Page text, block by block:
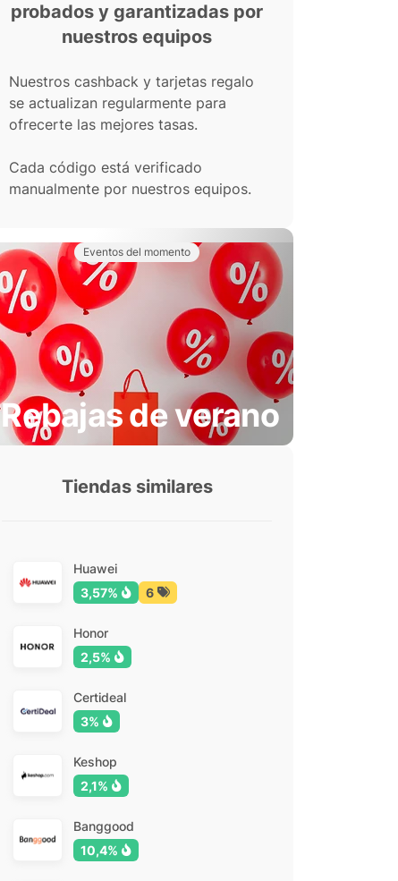
probados y garantizadas por
nuestros equipos
Nuestros cashback y tarjetas regalo
se actualizan regularmente para
ofrecerte las mejores tasas.
Cada código está verificado
manualmente por nuestros equipos.
Eventos del momento
Rebajas de verano
Tiendas similares
Huawei
3,57%
6
Honor
2,5%
Certideal
3%
Keshop
2,1%
Banggood
10,4%